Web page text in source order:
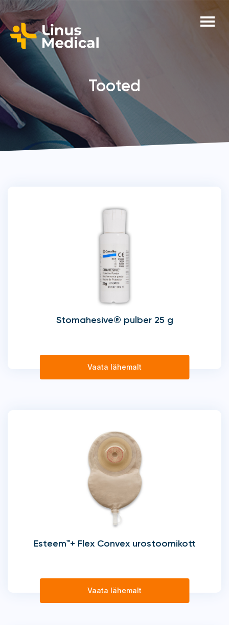
Tooted
Stomahesive® pulber 25 g
Vaata lähemalt
Esteem™+ Flex Convex urostoomikott
Vaata lähemalt